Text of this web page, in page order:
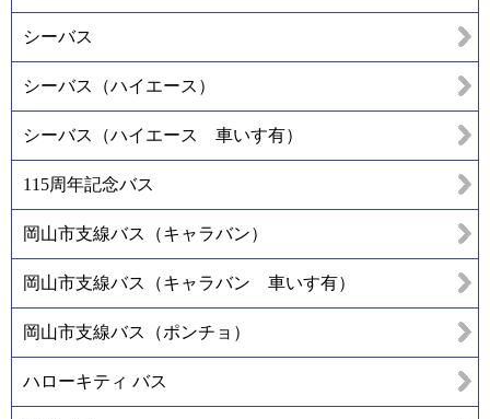
シーバス
シーバス（ハイエース）
シーバス（ハイエース 車いす有）
115周年記念バス
岡山市支線バス（キャラバン）
岡山市支線バス（キャラバン 車いす有）
岡山市支線バス（ポンチョ）
ハローキティ バス